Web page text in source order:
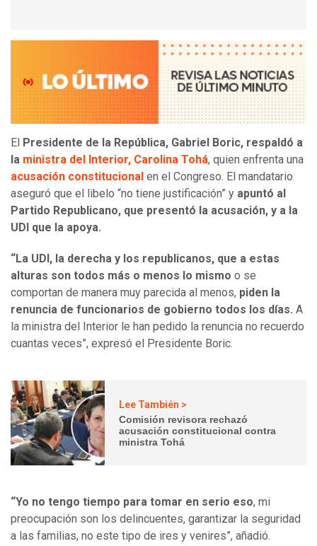
El Presidente de la República, Gabriel Boric, respaldó a
la ministra del Interior, Carolina Tohá, quien enfrenta una
acusación constitucional en el Congreso. El mandatario
aseguró que el libelo “no tiene justificación” y apuntó al
Partido Republicano, que presentó la acusación, y a la
UDI que la apoya.
“La UDI, la derecha y los republicanos, que a estas
alturas son todos más o menos lo mismo o se
comportan de manera muy parecida al menos, piden la
renuncia de funcionarios de gobierno todos los días. A
la ministra del Interior le han pedido la renuncia no recuerdo
cuantas veces”, expresó el Presidente Boric.
Lee También >
Comisión revisora rechazó
acusación constitucional contra
ministra Tohá
“Yo no tengo tiempo para tomar en serio eso, mi
preocupación son los delincuentes, garantizar la seguridad
a las familias, no este tipo de ires y venires”, añadió.